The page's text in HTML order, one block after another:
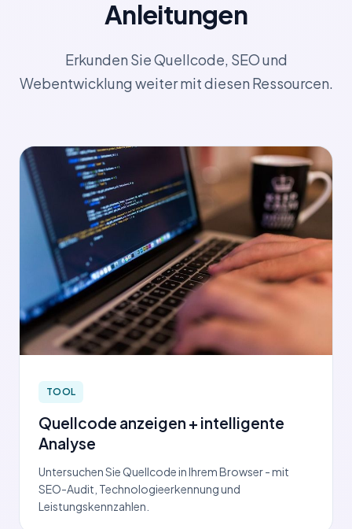
Anleitungen
Erkunden Sie Quellcode, SEO und
Webentwicklung weiter mit diesen Ressourcen.
TOOL
Quellcode anzeigen + intelligente
Analyse
Untersuchen Sie Quellcode in Ihrem Browser - mit
SEO-Audit, Technologieerkennung und
Leistungskennzahlen.